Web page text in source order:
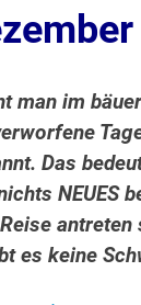
man im
Das
NEUES
antreten
es keine